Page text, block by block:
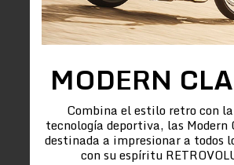
MODERN
Combina el estilo retro con
tecnología deportiva, las Modern
destinada a impresionar a todos
con su espíritu